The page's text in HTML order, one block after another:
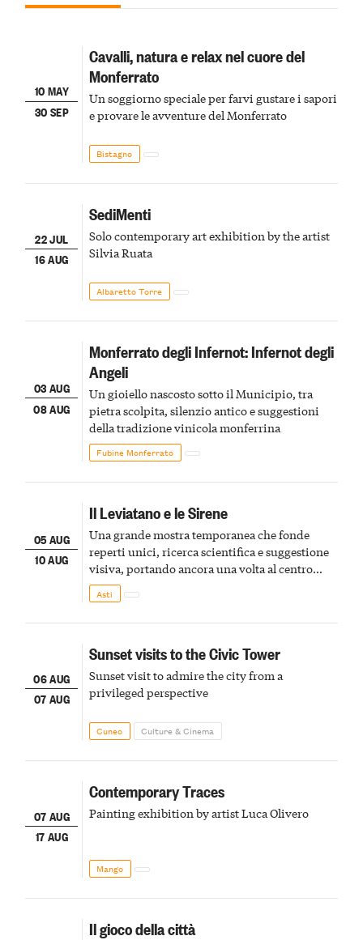
10 MAY
30 SEP
Cavalli, natura e relax nel cuore del
Monferrato
Un soggiorno speciale per farvi gustare i sapori
e provare le avventure del Monferrato
Bistagno
22 JUL
16 AUG
SediMenti
Solo contemporary art exhibition by the artist
Silvia Ruata
Albaretto Torre
03 AUG
08 AUG
Monferrato degli Infernot: Infernot degli
Angeli
Un gioiello nascosto sotto il Municipio, tra
pietra scolpita, silenzio antico e suggestioni
della tradizione vinicola monferrina
Fubine Monferrato
05 AUG
10 AUG
Il Leviatano e le Sirene
Una grande mostra temporanea che fonde
reperti unici, ricerca scientifica e suggestione
visiva, portando ancora una volta al centro
della scena le meraviglie del passato astigiano
Asti
06 AUG
07 AUG
Sunset visits to the Civic Tower
Sunset visit to admire the city from a
privileged perspective
Cuneo Culture & Cinema
07 AUG
17 AUG
Contemporary Traces
Painting exhibition by artist Luca Olivero
Mango
Il gioco della città